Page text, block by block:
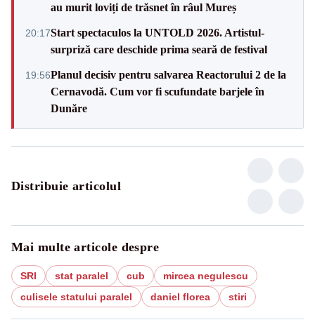
au murit loviți de trăsnet în râul Mureș
20:17Start spectaculos la UNTOLD 2026. Artistul-
surpriză care deschide prima seară de festival
19:56Planul decisiv pentru salvarea Reactorului 2 de la
Cernavodă. Cum vor fi scufundate barjele în
Dunăre
Distribuie articolul
Mai multe articole despre
SRI stat paralel cub
mircea negulescu
culisele statului paralel
daniel florea stiri